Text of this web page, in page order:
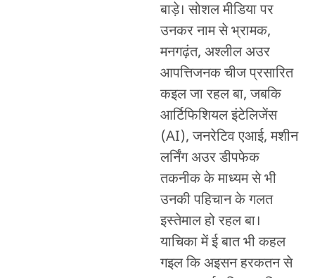
बाड़े। सोशल मीडिया पर
उनकर नाम से भ्रामक,
मनगढ़ंत, अश्लील अउर
आपत्तिजनक चीज प्रसारित
कइल जा रहल बा, जबकि
आर्टिफिशियल इंटेलिजेंस
(AI), जनरेटिव एआई, मशीन
लर्निंग अउर डीपफेक
तकनीक के माध्यम से भी
उनकी पहिचान के गलत
इस्तेमाल हो रहल बा।
याचिका में ई बात भी कहल
गइल कि अइसन हरकतन से